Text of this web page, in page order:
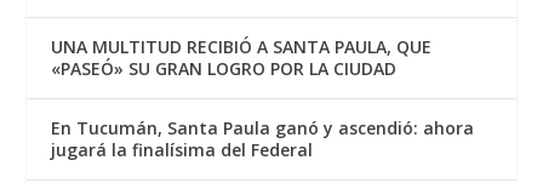
UNA MULTITUD RECIBIÓ A SANTA PAULA, QUE
«PASEÓ» SU GRAN LOGRO POR LA CIUDAD
En Tucumán, Santa Paula ganó y ascendió: ahora
jugará la finalísima del Federal